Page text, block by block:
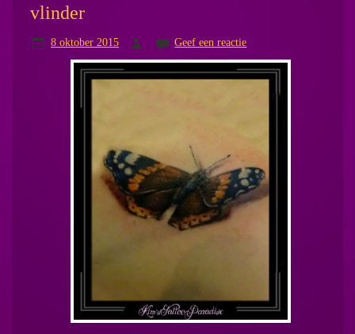
vlinder
8 oktober 2015 Geef een reactie